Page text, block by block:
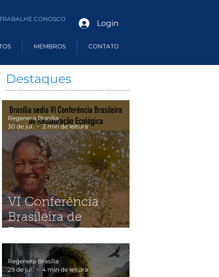
CONOSCO Login
MEMBROS CONTATO
Destaques
VI Conferência
Brasileira de
Ecológica
(SOBRE2026)
Regenera Brasília
30 de jul.
2 min de leitura
Regenera Brasília
29 de jul.
4 min de leitura